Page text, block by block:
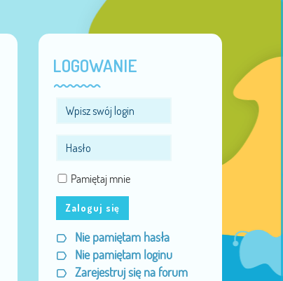
LOGOWANIE
Pamiętaj mnie
Zaloguj się
Nie pamiętam hasła
Nie pamiętam loginu
Zarejestruj się na forum